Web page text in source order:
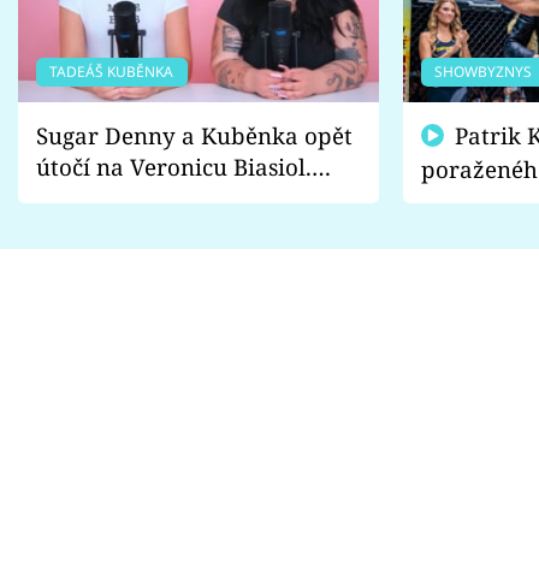
TADEÁŠ KUBĚNKA
Sugar Denny a Kuběnka opět
útočí na Veronicu Biasiol.
Proč je podle nich falešná a
SHOWBYZNYS
fanoušci